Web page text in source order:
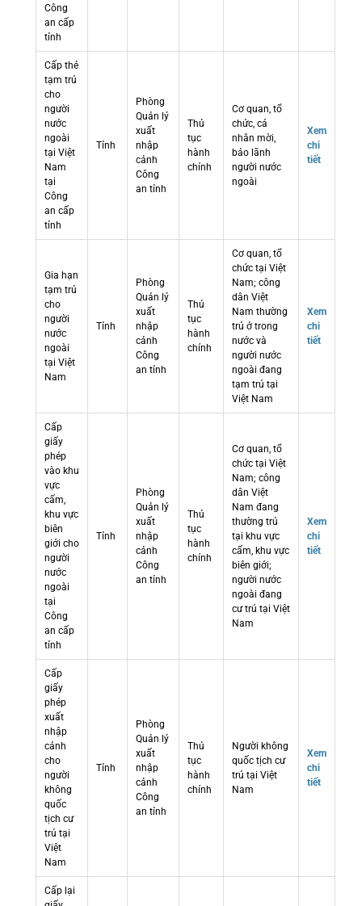
Công
an cấp
tỉnh
Cấp thẻ
tạm trú
cho
người
nước
ngoài
tại Việt
Nam
tại
Công
an cấp
tỉnh
Tỉnh
Phòng
Quản lý
xuất
nhập
cảnh
Công
an tỉnh
Thủ
tục
hành
chính
Cơ quan, tổ
chức, cá
nhân mời,
bảo lãnh
người nước
ngoài
Xem
chi
tiết
Gia hạn
tạm trú
cho
người
nước
ngoài
tại Việt
Nam
Tỉnh
Phòng
Quản lý
xuất
nhập
cảnh
Công
an tỉnh
Thủ
tục
hành
chính
Cơ quan, tổ
chức tại Việt
Nam; công
dân Việt
Nam thường
trú ở trong
nước và
người nước
ngoài đang
tạm trú tại
Việt Nam
Xem
chi
tiết
Cấp
giấy
phép
vào khu
vực
cấm,
khu vực
biên
giới cho
người
nước
ngoài
tại
Công
an cấp
tỉnh
Tỉnh
Phòng
Quản lý
xuất
nhập
cảnh
Công
an tỉnh
Thủ
tục
hành
chính
Cơ quan, tổ
chức tại Việt
Nam; công
dân Việt
Nam đang
thường trú
tại khu vực
cấm, khu vực
biên giới;
người nước
ngoài đang
cư trú tại Việt
Nam
Xem
chi
tiết
Cấp
giấy
phép
xuất
nhập
cảnh
cho
người
không
quốc
tịch cư
trú tại
Việt
Nam
Tỉnh
Phòng
Quản lý
xuất
nhập
cảnh
Công
an tỉnh
Thủ
tục
hành
chính
Người không
quốc tịch cư
trú tại Việt
Nam
Xem
chi
tiết
Cấp lại